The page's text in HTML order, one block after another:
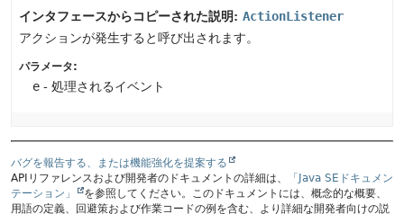
インタフェースからコピーされた説明: ActionListener
アクションが発生すると呼び出されます。
パラメータ:
e - 処理されるイベント
バグを報告する、または機能強化を提案する
APIリファレンスおよび開発者のドキュメントの詳細は、
「Java SEドキュメン
テーション」
を参照してください。このドキュメントには、概念的な概要、
用語の定義、回避策および作業コードの例を含む、より詳細な開発者向けの説